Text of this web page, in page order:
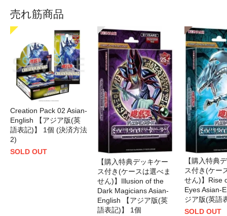
売れ筋商品
Creation Pack 02 Asian-
English 【アジア版(英
語表記)】 1個 (決済方法
2)
SOLD OUT
【購入特典デッキケー
ス付き(ケースは選べま
せん)】Illusion of the
Dark Magicians Asian-
English 【アジア版(英
語表記)】 1個
【購入特典
ス付き(ケー
せん)】Rise
Eyes Asian-
ジア版(英語
SOLD OUT